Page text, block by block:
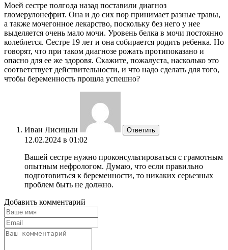
Моей сестре полгода назад поставили диагноз
гломерулонефрит. Она и до сих пор принимает разные травы,
а также мочегонное лекарство, поскольку без него у нее
выделяется очень мало мочи. Уровень белка в мочи постоянно
колеблется. Сестре 19 лет и она собирается родить ребенка. Но
говорят, что при таком диагнозе рожать протипоказано и
опасно для ее же здоровя. Скажите, пожалуста, насколько это
соответствует действительности, и что надо сделать для того,
чтобы беременность прошла успешно?
Иван Лисицын Ответить
12.02.2024 в 01:02
Вашей сестре нужно проконсультироваться с грамотным
опытным нефрологом. Думаю, что если правильно
подготовиться к беременности, то никаких серьезных
проблем быть не должно.
Добавить комментарий